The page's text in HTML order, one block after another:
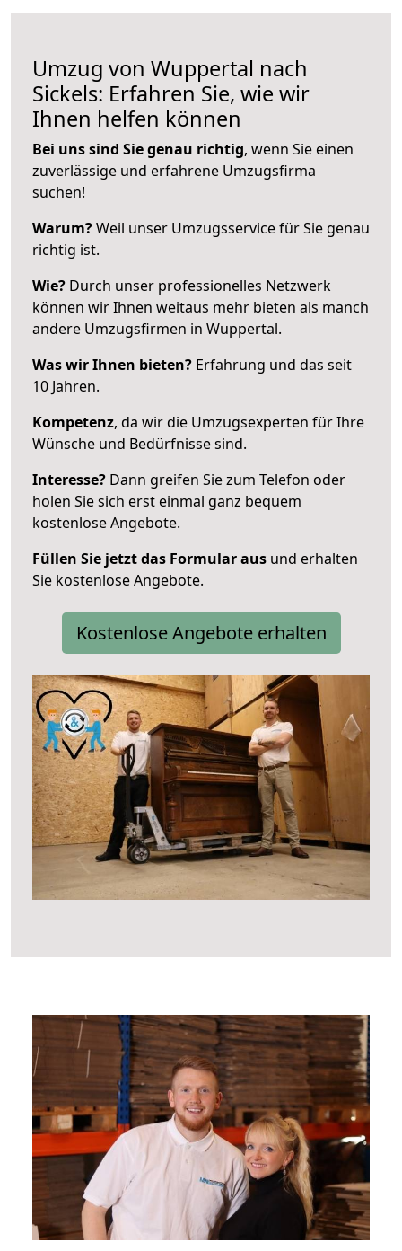
Umzug von Wuppertal nach
Sickels: Erfahren Sie, wie wir
Ihnen helfen können
Bei uns sind Sie genau richtig, wenn Sie einen
zuverlässige und erfahrene Umzugsfirma
suchen!
Warum?Weil unser Umzugsservice für Sie genau
richtig ist.
Wie? Durch unser professionelles Netzwerk
können wir Ihnen weitaus mehr bieten als manch
andere Umzugsfirmen in Wuppertal.
Was wir Ihnen bieten? Erfahrung und das seit
10 Jahren.
Kompetenz, da wir die Umzugsexperten für Ihre
Wünsche und Bedürfnisse sind.
Interesse? Dann greifen Sie zum Telefon oder
holen Sie sich erst einmal ganz bequem
kostenlose Angebote.
Füllen Sie jetzt das Formular aus und erhalten
Sie kostenlose Angebote.
Kostenlose Angebote erhalten